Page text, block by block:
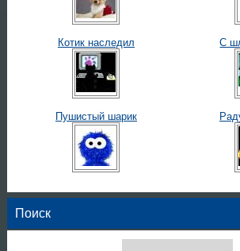
Котик наследил С
Пушистый шарик
Поиск